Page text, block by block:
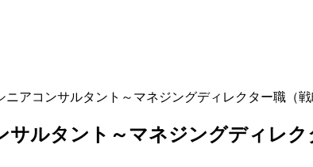
ニアコンサルタント～マネジングディレクター職（
ルタント～マネジングディレク